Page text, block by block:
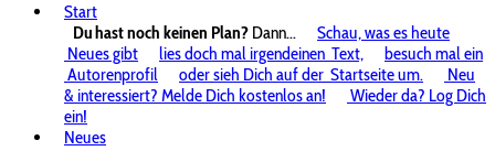
Start
Du hast noch keinen Plan? Dann...
Schau, was es heute
Neues gibt
lies doch mal irgendeinen Text,
besuch mal ein
Autorenprofil
oder sieh Dich auf der Startseite um.
Neu
& interessiert? Melde Dich kostenlos an!
Wieder da? Log Dich
ein!
Neues